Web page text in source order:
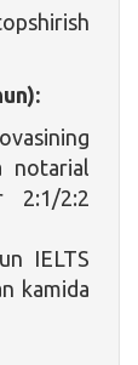
notarial
2:1/2:2
IELTS
kamida